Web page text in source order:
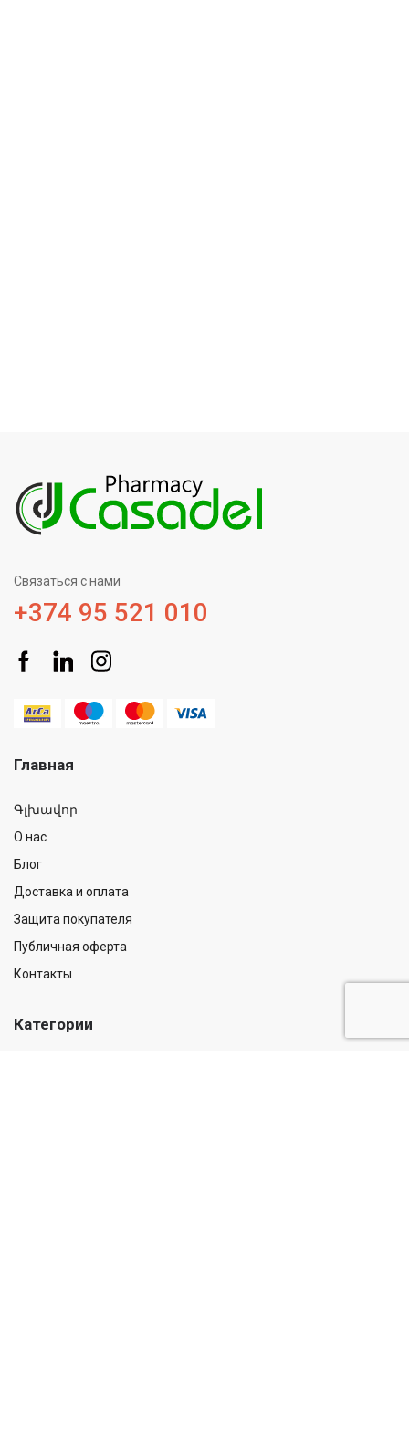
Связаться с нами
+374 95 521 010
Главная
Գլխավոր
О нас
Блог
Доставка и оплата
Защита покупателя
Публичная оферта
Контакты
Категории